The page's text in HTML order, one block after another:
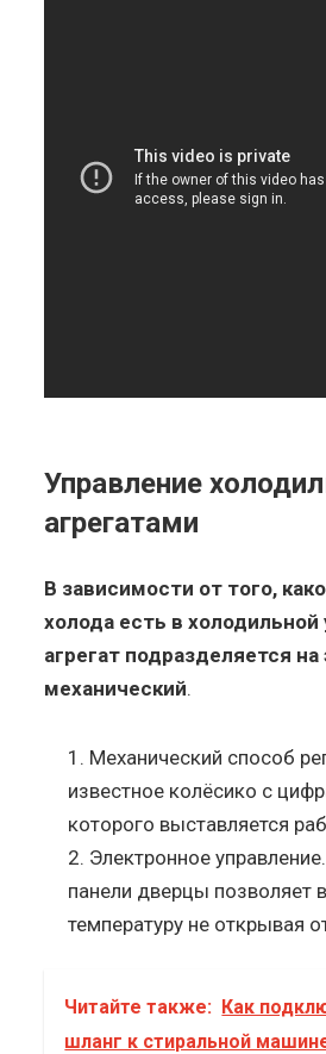
Управление
агрегатами
В зависимости от того,
холода есть в холодильной
агрегат подразделяется
механический.
Механический способ
известное колёсико с
которого выставляется
Электронное
панели дверцы позволяет
температуру не открывая
Читайте также: Как
шланг к стиральной